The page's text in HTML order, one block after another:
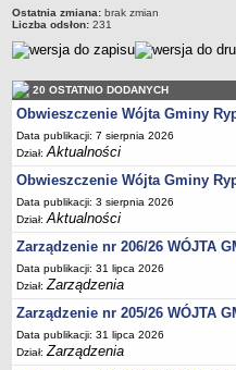
Sygnaliści
Wnioski
WŁADZE I STRUKTURA
Struktura organizacyjna
Rada gminy
Wójt
Urząd gminy
Jednostki organizacyjne,
Jednostki pomocnicze -
Plan pracy komisji rewizyjnej
Sesje Rady Gminy Rypin
PRAWO LOKALNE
Ostatnia zmiana: brak zmian
Liczba odsłon: 231
20 OSTATNIO DODANYCH
Obwieszczenie Wójta Gminy
Data publikacji: 7 sierpnia 2026
Dział:Aktualności
Obwieszczenie Wójta Gminy
Data publikacji: 3 sierpnia 2026
Dział:Aktualności
Zarządzenie nr 206/26 WÓJTA
Data publikacji: 31 lipca 2026
Dział:Zarządzenia
Zarządzenie nr 205/26 WÓJTA
Data publikacji: 31 lipca 2026
Dział:Zarządzenia